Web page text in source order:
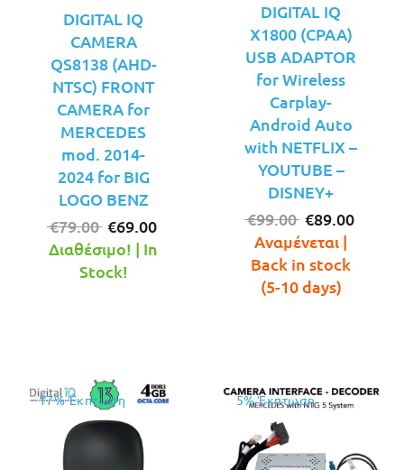
DIGITAL IQ
CAMERA
QS8138 (AHD-
NTSC) FRONT
CAMERA for
MERCEDES
mod. 2014-
2024 for BIG
LOGO BENZ
€79.00 Original
price
was:
€69.00
Διαθέσιμο! | In
Stock!
DIGITAL IQ
X1800 (CPAA)
USB ADAPTOR
for Wireless
Carplay-
Android Auto
with NETFLIX –
YOUTUBE –
DISNEY+
€99.00 Original
price
was:
€99.00.
€89.00
Αναμένεται |
Back in stock
(5-10 days)
17% Έκπτωση 5% Έκπτωση